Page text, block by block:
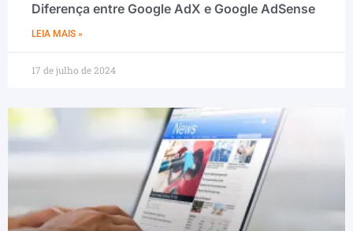
Diferença entre Google AdX e Google AdSense
LEIA MAIS »
17 de julho de 2024